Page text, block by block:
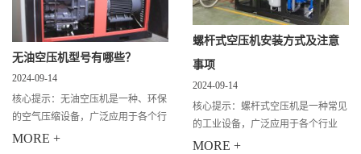
无油空压机型号有哪些？
2024-09-14
核心提示：无油空压机是一种、环保
的空气压缩设备，广泛应用于各个行
业。它不仅能够提供稳定的气源，还
MORE +
螺杆式空压机安装方式及注意
事项
2024-09-14
核心提示：螺杆式空压机是一种常见
的工业设备，广泛应用于各个行业
中。正确的安装方式对于螺杆式空压
MORE +